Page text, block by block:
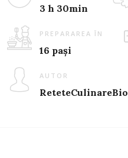
3 h 30min
PREPARAREA ÎN
16 pași
AUTOR
ReteteCulinareBio